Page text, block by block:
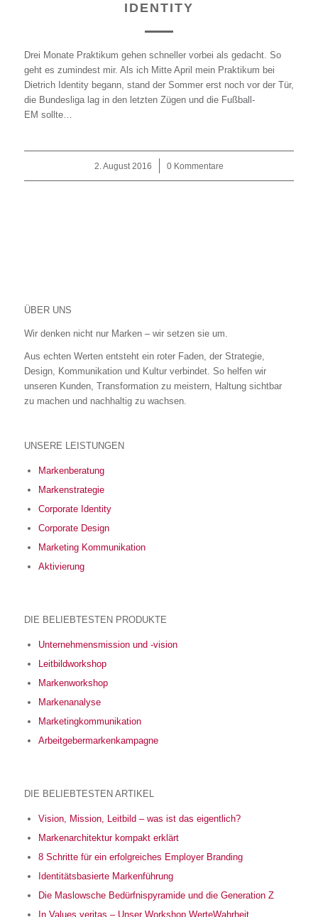
IDENTITY
Drei Monate Praktikum gehen schneller vorbei als gedacht. So
geht es zumindest mir. Als ich Mitte April mein Praktikum bei
Dietrich Identity begann, stand der Sommer erst noch vor der Tür,
die Bundesliga lag in den letzten Zügen und die Fußball-
EM sollte…
2. August 2016
/ 0 Kommentare
ÜBER UNS
Wir denken nicht nur Marken – wir setzen sie um.
Aus echten Werten entsteht ein roter Faden, der Strategie,
Design, Kommunikation und Kultur verbindet. So helfen wir
unseren Kunden, Transformation zu meistern, Haltung sichtbar
zu machen und nachhaltig zu wachsen.
UNSERE LEISTUNGEN
Markenberatung
Markenstrategie
Corporate Identity
Corporate Design
Marketing Kommunikation
Aktivierung
DIE BELIEBTESTEN PRODUKTE
Unternehmensmission und -vision
Leitbildworkshop
Markenworkshop
Markenanalyse
Marketingkommunikation
Arbeitgebermarkenkampagne
DIE BELIEBTESTEN ARTIKEL
Vision, Mission, Leitbild – was ist das eigentlich?
Markenarchitektur kompakt erklärt
8 Schritte für ein erfolgreiches Employer Branding
Identitätsbasierte Markenführung
Die Maslowsche Bedürfnispyramide und die Generation Z
In Values veritas – Unser Workshop WerteWahrheit